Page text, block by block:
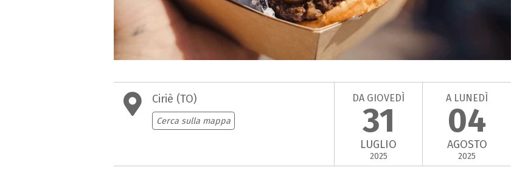
Ciriè (TO)
Cerca sulla mappa
DA GIOVEDÌ
31
LUGLIO
2025
A LUNEDÌ
04
AGOSTO
2025